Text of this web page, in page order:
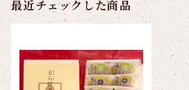
最近チェックした商品